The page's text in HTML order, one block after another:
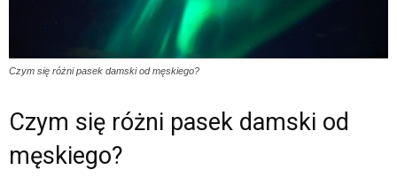
Czym się różni pasek damski od męskiego?
Czym się różni pasek damski od
męskiego?